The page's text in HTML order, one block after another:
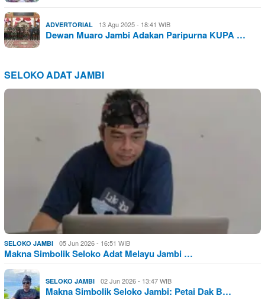
ADVERTORIAL 13 Agu 2025 - 18:41 WIB
Dewan Muaro Jambi Adakan Paripurna KUPA …
SELOKO ADAT JAMBI
SELOKO JAMBI 05 Jun 2026 - 16:51 WIB
Makna Simbolik Seloko Adat Melayu Jambi …
SELOKO JAMBI 02 Jun 2026 - 13:47 WIB
Makna Simbolik Seloko Jambi: Petai Dak B…